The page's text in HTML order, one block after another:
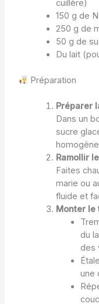
cuillère)
150 g de
250 g de
50 g de
Du lait
Préparation
Préparer
Dans un
sucre
Ramollir
Faites
marie ou
fluide et
Monter le
du
des
une